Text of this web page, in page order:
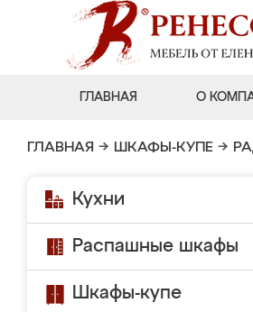
ГЛАВНАЯ О
ГЛАВНАЯ → ШКАФЫ-КУПЕ →
Кухни
Распашные шкафы
Шкафы-купе